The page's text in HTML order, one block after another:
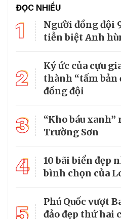
ĐỌC NHIỀU
1
Người đồng đội
tiễn biệt Anh
2
Ký ức của cựu
thành “tấm bản
đồng đội
3
“Kho báu
Trường Sơn
4
10 bãi biển đẹp
bình chọn của
5
Phú Quốc vượt
đảo đẹp thứ hai